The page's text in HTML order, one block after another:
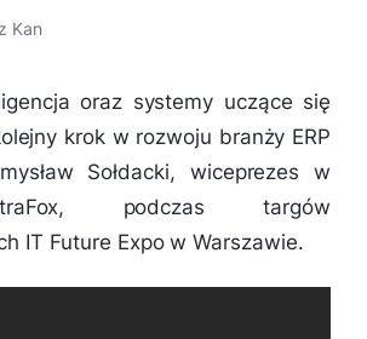
Kan
oraz systemy uczące się
krok w rozwoju branży ERP
Sołdacki, wiceprezes w
podczas targów
IT Future Expo w Warszawie.